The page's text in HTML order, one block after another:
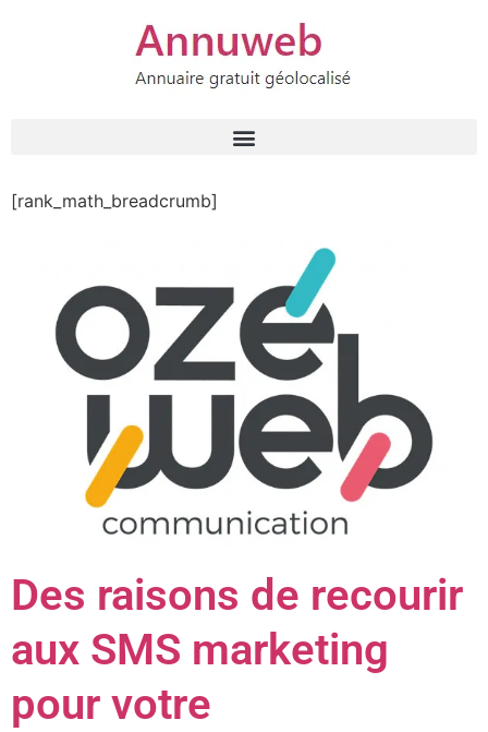
[rank_math_breadcrumb]
Des raisons de recourir
aux SMS marketing
pour votre